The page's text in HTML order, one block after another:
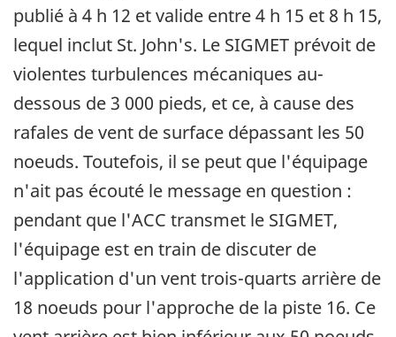
publié à 4 h 12 et valide entre 4 h 15 et 8 h 15,
lequel inclut St. John's. Le SIGMET prévoit de
violentes turbulences mécaniques au-
dessous de 3 000 pieds, et ce, à cause des
rafales de vent de surface dépassant les 50
noeuds. Toutefois, il se peut que l'équipage
n'ait pas écouté le message en question :
pendant que l'ACC transmet le SIGMET,
l'équipage est en train de discuter de
l'application d'un vent trois-quarts arrière de
18 noeuds pour l'approche de la piste 16. Ce